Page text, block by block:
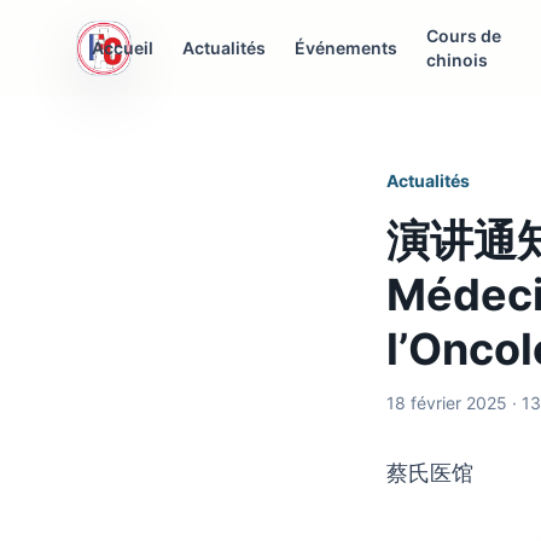
AFC Interculturelle
Accueil Actualités Événements
Cours de
chinois
Actualités
演讲通
18 février 2025 ·
蔡氏医馆